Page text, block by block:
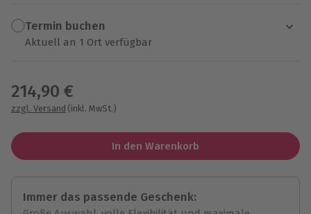
Termin buchen
Aktuell an 1 Ort verfügbar
214,90 €
zzgl. Versand (inkl. MwSt.)
In den Warenkorb
Immer das passende Geschenk: